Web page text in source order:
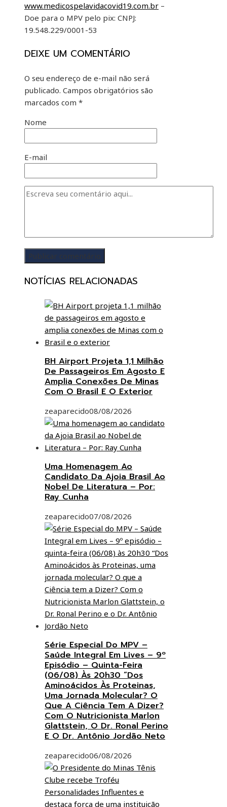
www.medicospelavidacovid19.com.br –
Doe para o MPV pelo pix: CNPJ:
19.548.229/0001-53
DEIXE UM COMENTÁRIO
O seu endereço de e-mail não será
publicado. Campos obrigatórios são
marcados com *
Nome
E-mail
NOTÍCIAS RELACIONADAS
BH Airport Projeta 1,1 Milhão
De Passageiros Em Agosto E
Amplia Conexões De Minas
Com O Brasil E O Exterior
zeaparecido08/08/2026
Uma Homenagem Ao
Candidato Da Ajoia Brasil Ao
Nobel De Literatura – Por:
Ray Cunha
zeaparecido07/08/2026
Série Especial Do MPV –
Saúde Integral Em Lives – 9º
Episódio – Quinta-Feira
(06/08) Às 20h30 “Dos
Aminoácidos Às Proteinas,
Uma Jornada Molecular? O
Que A Ciência Tem A Dizer?
Com O Nutricionista Marlon
Glattstein, O Dr. Ronal Perino
E O Dr. Antônio Jordão Neto
zeaparecido06/08/2026